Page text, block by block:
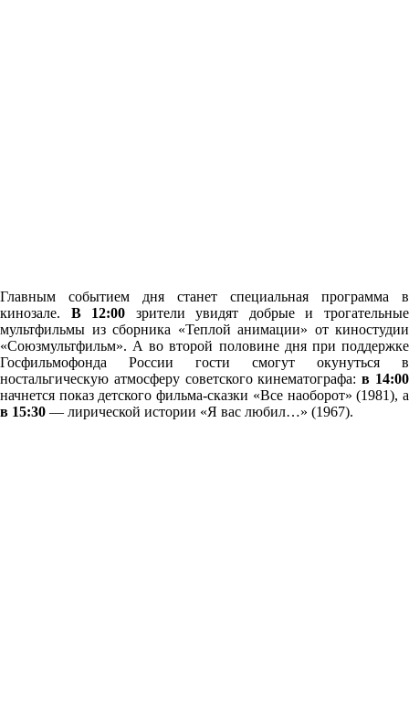
Главным событием дня станет специальная программа в
кинозале. В 12:00 зрители увидят добрые и трогательные
мультфильмы из сборника «Теплой анимации» от киностудии
«Союзмультфильм». А во второй половине дня при поддержке
Госфильмофонда России гости смогут окунуться в
ностальгическую атмосферу советского кинематографа:в 14:00
начнется показ детского фильма-сказки «Все наоборот» (1981), а
в 15:30 — лирической истории «Я вас любил…» (1967).